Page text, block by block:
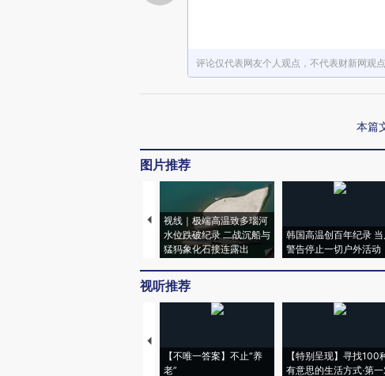
评论仅代表网友个人观点，不代表财新网观点
本篇
图片推荐
视线｜极端高温致多瑙河
水位跌破纪录 二战沉船与
猛犸象化石接连露出
韩国高温创百年纪录 当
警告停止一切户外活动
视听推荐
【不唯一答案】不止“养
老”
【特别呈现】寻找100
有意思的生活方式·第